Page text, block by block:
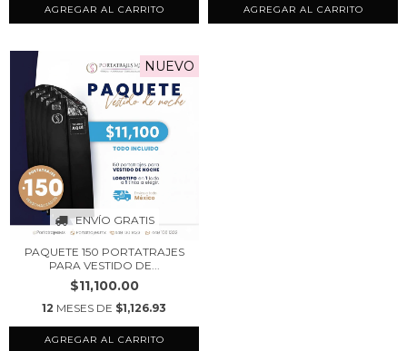
AGREGAR AL CARRITO AGREGAR AL CARRITO
ENVÍO GRATIS
NUEVO
PAQUETE 150 PORTATRAJES
PARA VESTIDO DE...
$11,100.00
12 MESES DE $1,126.93
AGREGAR AL CARRITO